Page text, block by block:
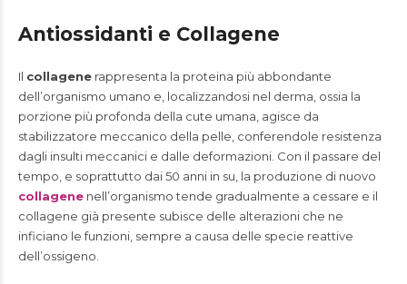
Antiossidanti e Collagene
Il collagene rappresenta la proteina più abbondante
dell’organismo umano e, localizzandosi nel derma, ossia la
porzione più profonda della cute umana, agisce da
stabilizzatore meccanico della pelle, conferendole resistenza
dagli insulti meccanici e dalle deformazioni. Con il passare del
tempo, e soprattutto dai 50 anni in su, la produzione di nuovo
collagene nell’organismo tende gradualmente a cessare e il
collagene già presente subisce delle alterazioni che ne
inficiano le funzioni, sempre a causa delle specie reattive
dell’ossigeno.